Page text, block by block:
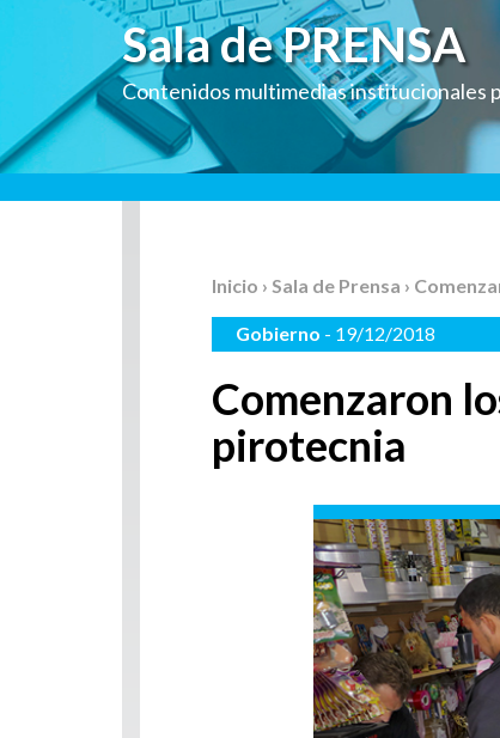
Sala de PRENSA
Contenidos multimedias institucionales
Inicio › Sala de Prensa ›
Gobierno - 19/12/2018
Comenzaron
pirotecnia